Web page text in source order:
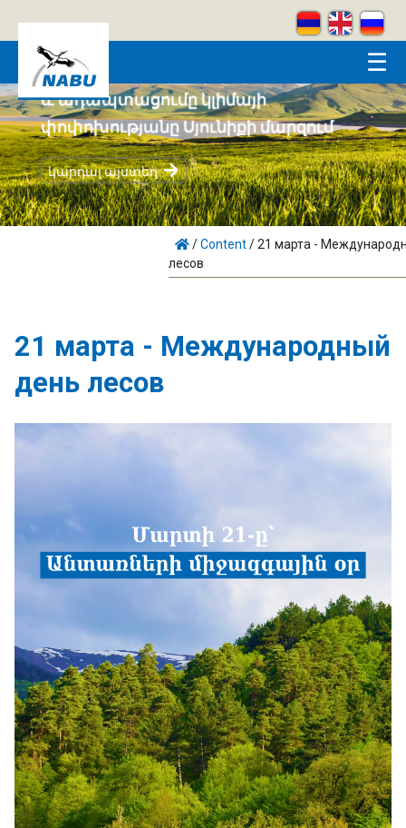
☰
Համայնքահեն բնապահպանությունը
և ադապտացումը կլիմայի
փոփոխությանը Սյունիքի մարզում
կարդալ այստեղ
/Content/21 марта -
лесов
21 марта - Международный
день лесов